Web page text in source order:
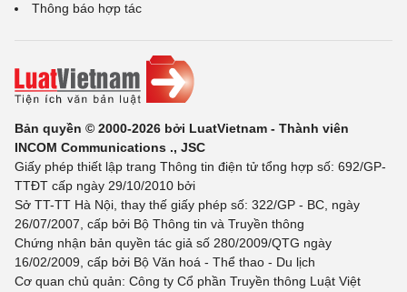
Thông báo hợp tác
Bản quyền © 2000-2026 bởi LuatVietnam - Thành viên
INCOM Communications ., JSC
Giấy phép thiết lập trang Thông tin điện tử tổng hợp số: 692/GP-
TTĐT cấp ngày 29/10/2010 bởi
Sở TT-TT Hà Nội, thay thế giấy phép số: 322/GP - BC, ngày
26/07/2007, cấp bởi Bộ Thông tin và Truyền thông
Chứng nhận bản quyền tác giả số 280/2009/QTG ngày
16/02/2009, cấp bởi Bộ Văn hoá - Thể thao - Du lịch
Cơ quan chủ quản: Công ty Cổ phần Truyền thông Luật Việt